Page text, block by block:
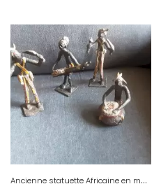
A
ncienne statuette Africaine en métal